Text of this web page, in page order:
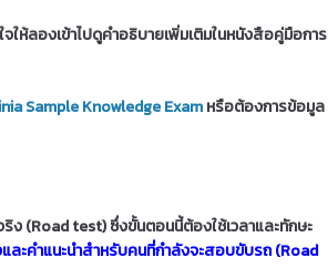
ให้ลองเข้าไปดูคำอธิบายเพิ่มเติมในหนังสือคู่มือการ
Sample Knowledge Examหรือต้องการข้อมูล
(Road test) ซึ่งขั้นตอนนี้ต้องใช้เวลาและทักษะ
ละคำแนะนำสำหรับคนที่กำลังจะสอบขับรถ (Road